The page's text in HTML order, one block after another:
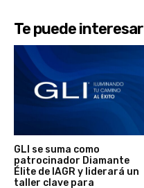
Te puede interesar
GLI se suma como
patrocinador Diamante
Élite de IAGR y liderará un
taller clave para